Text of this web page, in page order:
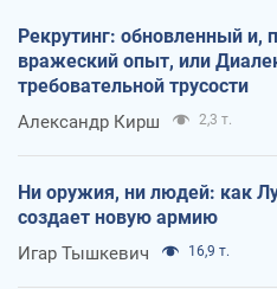
Рекрутинг: обновленный и,
вражеский опыт, или
требовательной трусости
Александр Кирш 2,3 т.
Ни оружия, ни людей: как
создает новую армию
Игар Тышкевич 16,9 т.